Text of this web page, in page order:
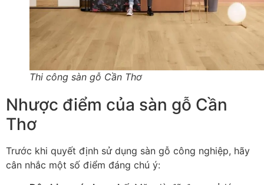
Thi công sàn gỗ Cần Thơ
Nhược điểm của sàn gỗ Cần
Thơ
Trước khi quyết định sử dụng sàn gỗ công nghiệp, hãy
cân nhắc một số điểm đáng chú ý: